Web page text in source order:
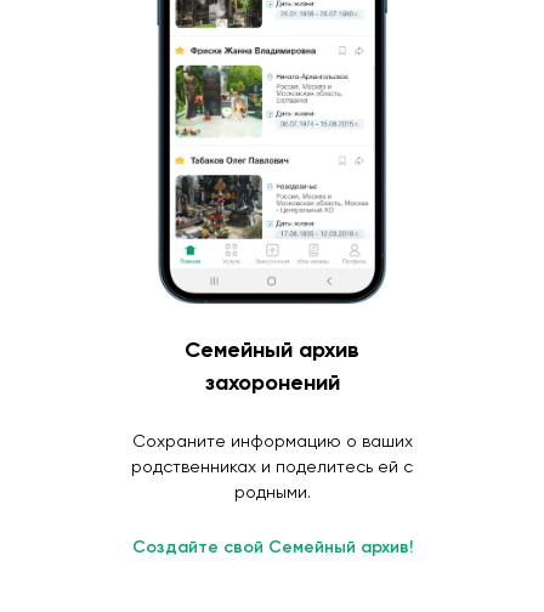
Семейный архив
захоронений
Сохраните информацию о ваших
родственниках и поделитесь ей с
родными.
Создайте свой Семейный архив!